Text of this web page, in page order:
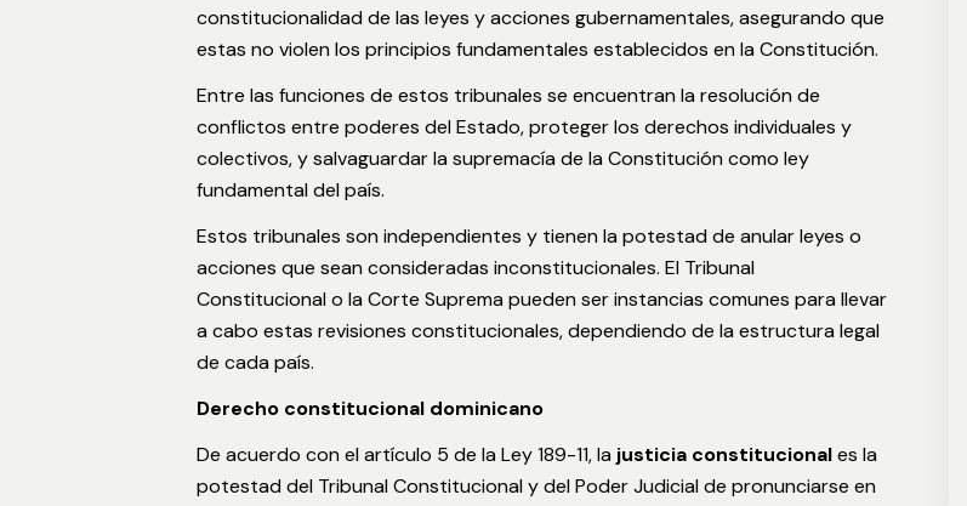
constitucionalidad de las leyes y acciones gubernamentales, asegurando que
estas no violen los principios fundamentales establecidos en la Constitución.
Entre las funciones de estos tribunales se encuentran la resolución de
conflictos entre poderes del Estado, proteger los derechos individuales y
colectivos, y salvaguardar la supremacía de la Constitución como ley
fundamental del país.
Estos tribunales son independientes y tienen la potestad de anular leyes o
acciones que sean consideradas inconstitucionales. El Tribunal
Constitucional o la Corte Suprema pueden ser instancias comunes para llevar
a cabo estas revisiones constitucionales, dependiendo de la estructura legal
de cada país.
Derecho constitucional dominicano
De acuerdo con el artículo 5 de la Ley 189-11, la justicia constitucionales la
potestad del Tribunal Constitucional y del Poder Judicial de pronunciarse en